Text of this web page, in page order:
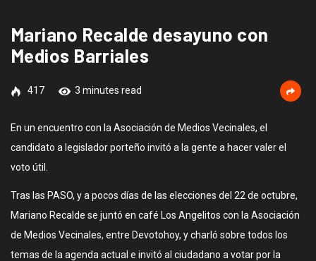
Mariano Recalde desayuno con
Medios Barriales
417 3 minutes read
En un encuentro con la Asociación de Medios Vecinales, el
candidato a legislador porteño invitó a la gente a hacer valer el
voto útil.
Tras las PASO, y a pocos días de las elecciones del 22 de octubre,
Mariano Recalde se juntó en café Los Angelitos con la Asociación
de Medios Vecinales, entre Devotohoy, y charló sobre todos los
temas de la agenda actual e invitó al ciudadano a votar por la